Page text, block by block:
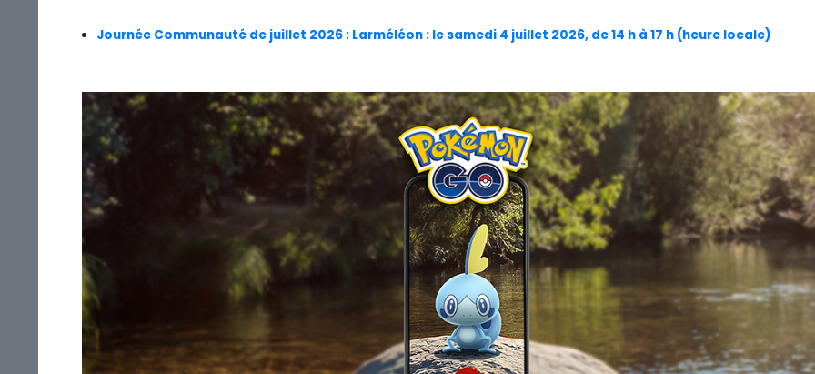
Journée Communauté de juillet 2026 : Larméléon : le samedi 4 juillet 2026, de 14 h à 17 h (heure locale)